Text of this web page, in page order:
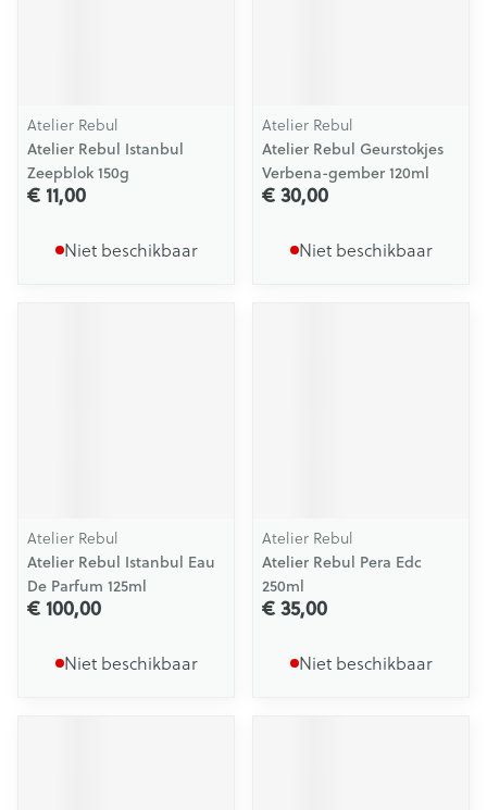
Atelier Rebul
Atelier Rebul Istanbul
Zeepblok 150g
€ 11,00
Niet beschikbaar
Atelier Rebul
Atelier Rebul Geurstokjes
Verbena-gember 120ml
€ 30,00
Niet beschikbaar
Atelier Rebul
Atelier Rebul Istanbul Eau
De Parfum 125ml
€ 100,00
Niet beschikbaar
Atelier Rebul
Atelier Rebul Pera Edc
250ml
€ 35,00
Niet beschikbaar